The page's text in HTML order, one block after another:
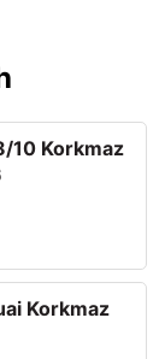
quan sát được
dễ dàng, không
uy
dính với
ngoài (xuất xứ
có thể chọn
vừa an
10 Korkmaz
Korkmaz